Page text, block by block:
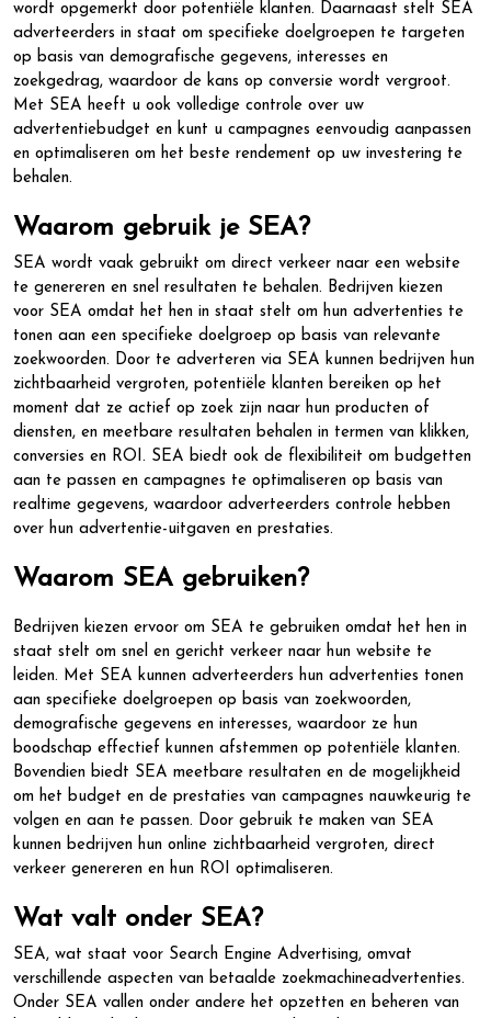
wordt opgemerkt door potentiële klanten. Daarnaast stelt SEA
adverteerders in staat om specifieke doelgroepen te targeten
op basis van demografische gegevens, interesses en
zoekgedrag, waardoor de kans op conversie wordt vergroot.
Met SEA heeft u ook volledige controle over uw
advertentiebudget en kunt u campagnes eenvoudig aanpassen
en optimaliseren om het beste rendement op uw investering te
behalen.
Waarom gebruik je SEA?
SEA wordt vaak gebruikt om direct verkeer naar een website
te genereren en snel resultaten te behalen. Bedrijven kiezen
voor SEA omdat het hen in staat stelt om hun advertenties te
tonen aan een specifieke doelgroep op basis van relevante
zoekwoorden. Door te adverteren via SEA kunnen bedrijven hun
zichtbaarheid vergroten, potentiële klanten bereiken op het
moment dat ze actief op zoek zijn naar hun producten of
diensten, en meetbare resultaten behalen in termen van klikken,
conversies en ROI. SEA biedt ook de flexibiliteit om budgetten
aan te passen en campagnes te optimaliseren op basis van
realtime gegevens, waardoor adverteerders controle hebben
over hun advertentie-uitgaven en prestaties.
Waarom SEA gebruiken?
Bedrijven kiezen ervoor om SEA te gebruiken omdat het hen in
staat stelt om snel en gericht verkeer naar hun website te
leiden. Met SEA kunnen adverteerders hun advertenties tonen
aan specifieke doelgroepen op basis van zoekwoorden,
demografische gegevens en interesses, waardoor ze hun
boodschap effectief kunnen afstemmen op potentiële klanten.
Bovendien biedt SEA meetbare resultaten en de mogelijkheid
om het budget en de prestaties van campagnes nauwkeurig te
volgen en aan te passen. Door gebruik te maken van SEA
kunnen bedrijven hun online zichtbaarheid vergroten, direct
verkeer genereren en hun ROI optimaliseren.
Wat valt onder SEA?
SEA, wat staat voor Search Engine Advertising, omvat
verschillende aspecten van betaalde zoekmachineadvertenties.
Onder SEA vallen onder andere het opzetten en beheren van